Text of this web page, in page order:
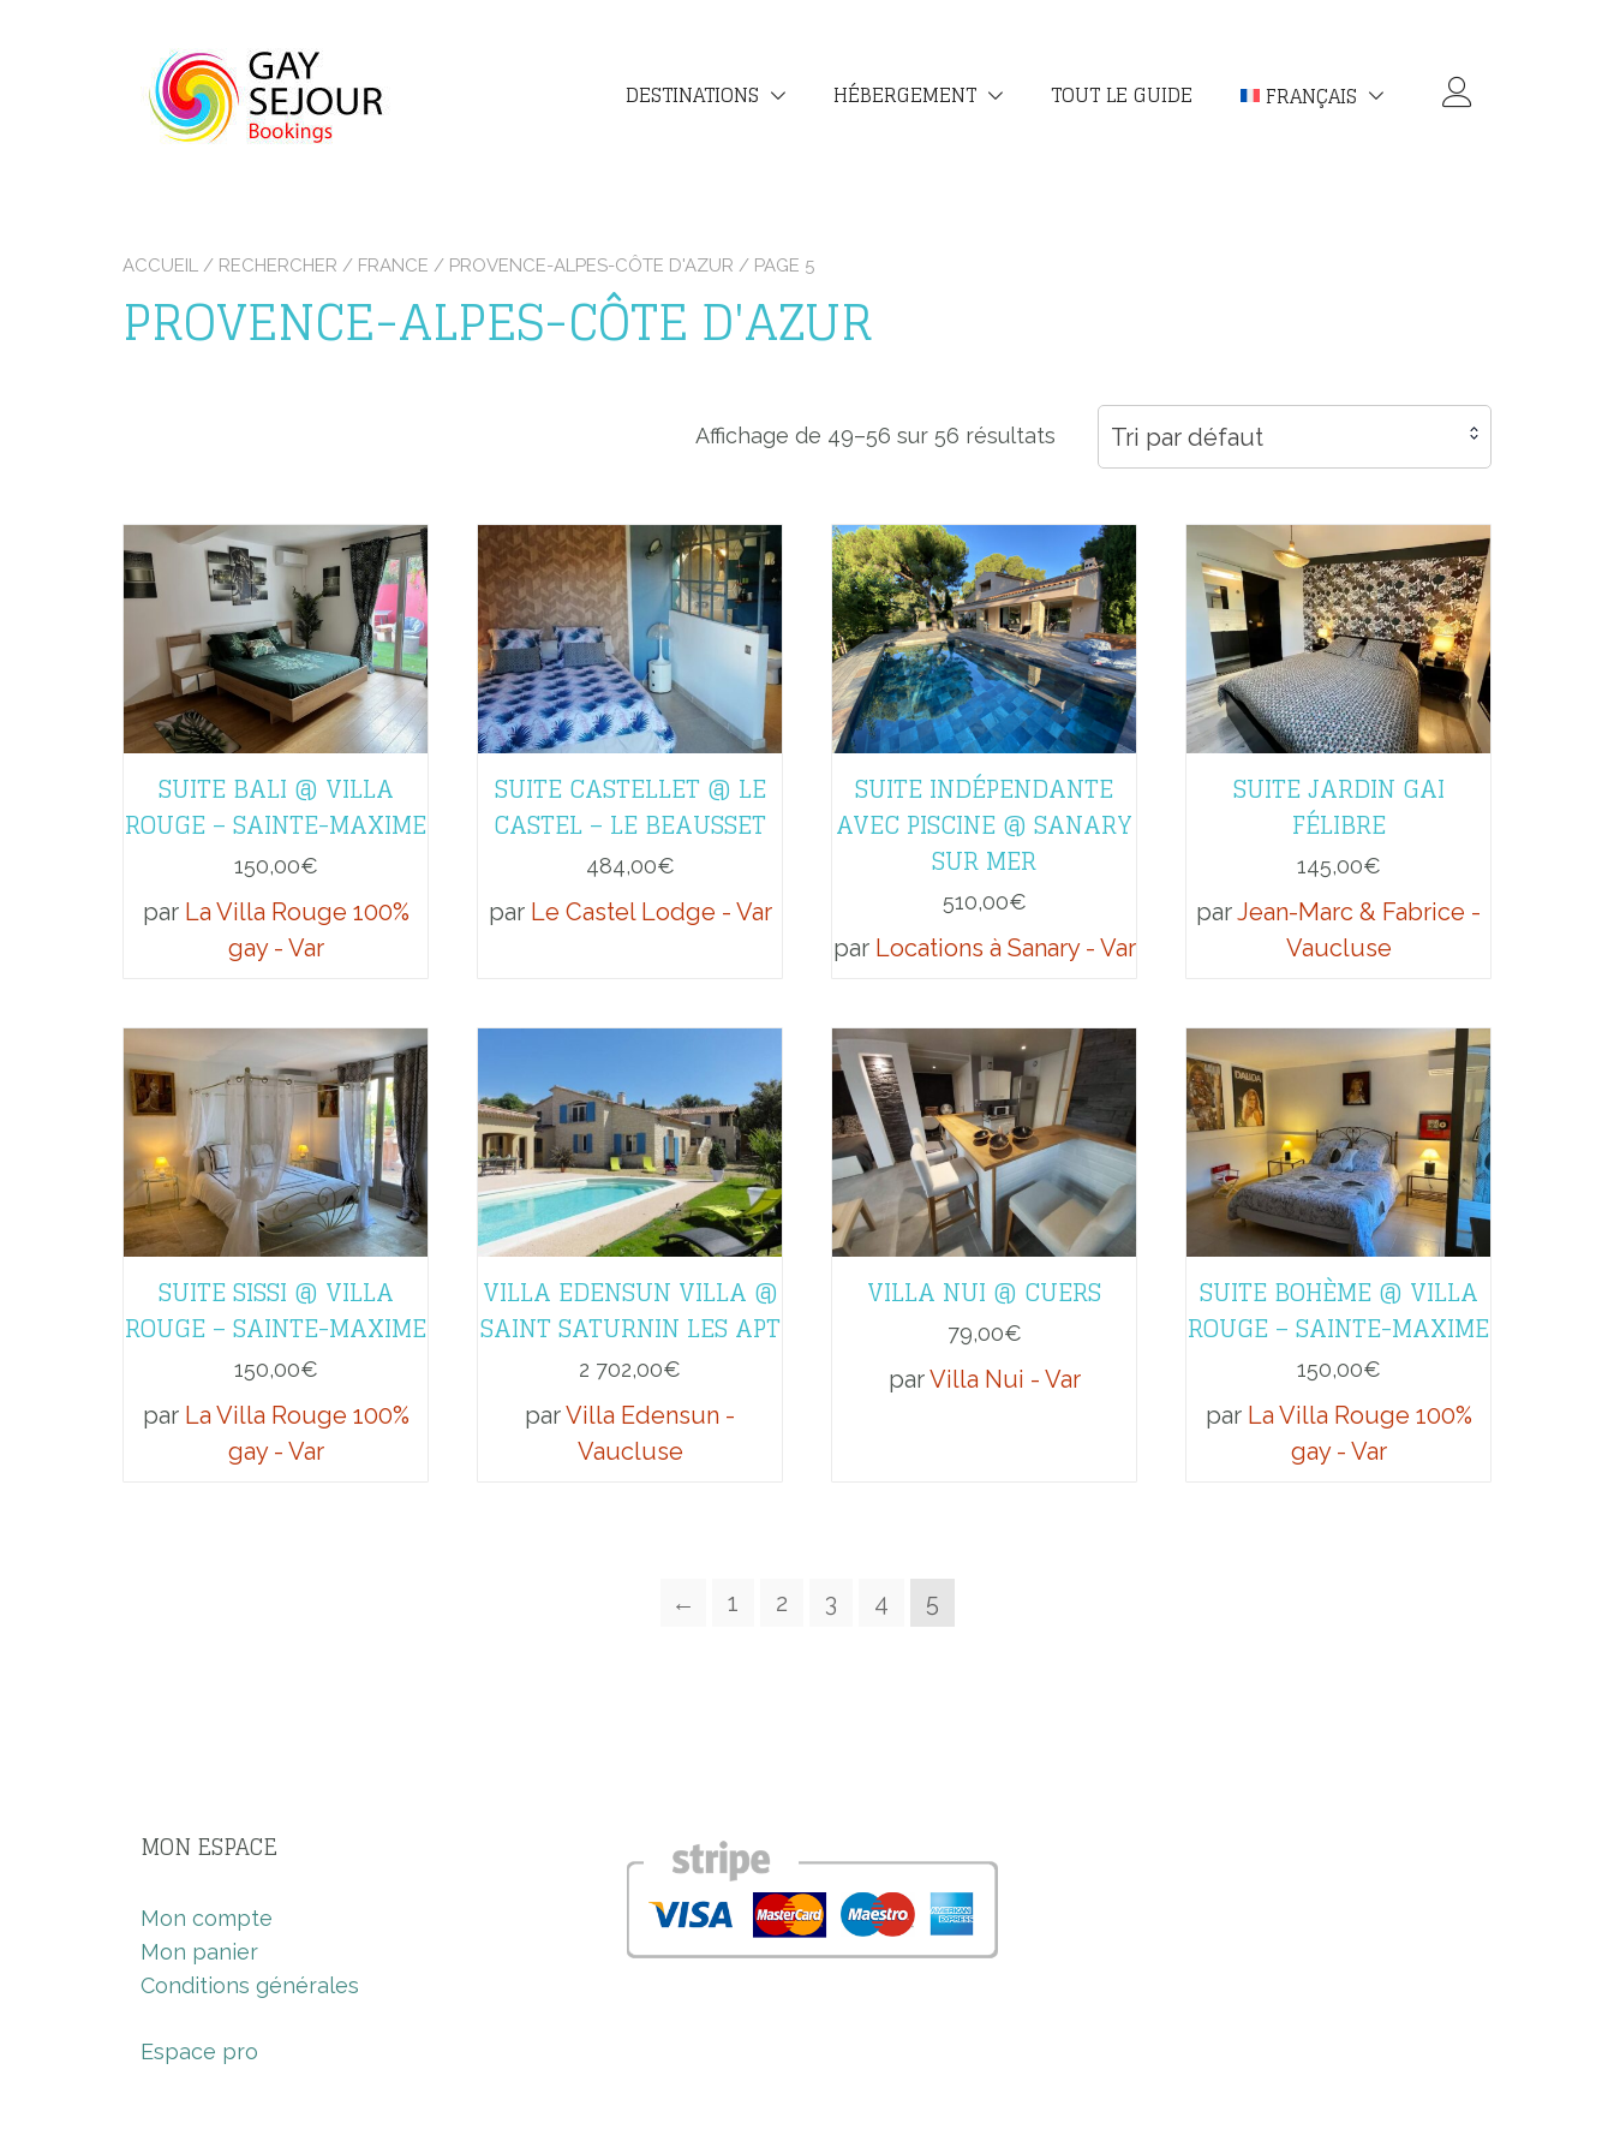
DESTINATIONS HÉBERGEMENT TOUT LE GUIDE FRANÇAIS
ACCUEIL / RECHERCHER / FRANCE / PROVENCE-ALPES-CÔTE D'AZUR / PAGE 5
PROVENCE-ALPES-CÔTE D'AZUR
Affichage de 49–56 sur 56 résultats Tri par défaut
SUITE BALI @ VILLA
ROUGE – SAINTE-MAXIME
150,00€
par La Villa Rouge 100%
gay - Var
SUITE CASTELLET @ LE
CASTEL – LE BEAUSSET
484,00€
par Le Castel Lodge - Var
SUITE INDÉPENDANTE
AVEC PISCINE @ SANARY
SUR MER
510,00€
par Locations à Sanary - Var
SUITE JARDIN GAI
FÉLIBRE
145,00€
parJean-Marc & Fabrice -
Vaucluse
SUITE SISSI @ VILLA
ROUGE – SAINTE-MAXIME
150,00€
par La Villa Rouge 100%
gay - Var
VILLA EDENSUN VILLA @
SAINT SATURNIN LES APT
2 702,00€
parVilla Edensun -
Vaucluse
VILLA NUI @ CUERS
79,00€
parVilla Nui - Var
SUITE BOHÈME @ VILLA
ROUGE – SAINTE-MAXIME
150,00€
par La Villa Rouge 100%
gay - Var
← 1 2 3 4 5
MON ESPACE
Mon compte
Mon panier
Conditions générales
Espace pro